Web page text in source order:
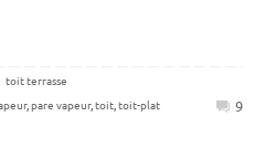
toit terrasse
,pare vapeur,toit,toit-plat 9